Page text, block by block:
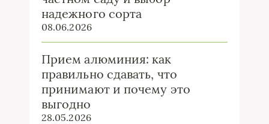
надежного сорта
08.06.2026
Прием алюминия: как
правильно сдавать, что
принимают и почему это
выгодно
28.05.2026